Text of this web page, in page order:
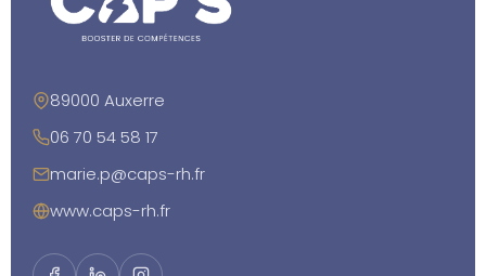
89000 Auxerre
06 70 54 58 17
marie.p@caps-rh.fr
www.caps-rh.fr